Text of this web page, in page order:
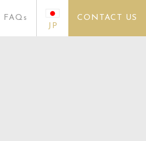
FAQs
JP
CONTACT US